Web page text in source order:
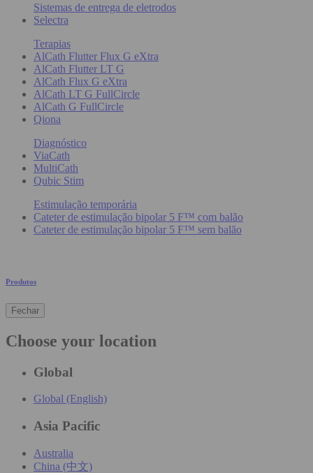
Sistemas de entrega de eletrodos
Selectra
Terapias
AlCath Flutter Flux G eXtra
AlCath Flutter LT G
AlCath Flux G eXtra
AlCath LT G FullCircle
AlCath G FullCircle
Qiona
Diagnóstico
ViaCath
MultiCath
Qubic Stim
Estimulação temporária
Cateter de estimulação bipolar 5 F™ com balão
Cateter de estimulação bipolar 5 F™ sem balão
Produtos
Fechar
Choose your location
Global
Global (English)
Asia Pacific
Australia
China (中文)